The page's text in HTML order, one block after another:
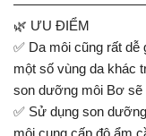
🌿 ƯU ĐIỂM
✅ Da môi cũng rất
một số vùng da khác
son dưỡng môi Bơ sẽ
✅ Sử dụng son
môi cung cấp độ ẩm